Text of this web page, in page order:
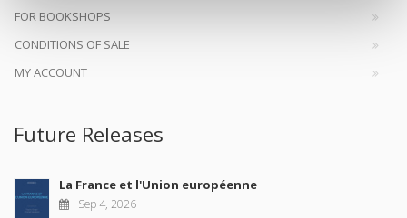
FOR BOOKSHOPS
CONDITIONS OF SALE
MY ACCOUNT
Future Releases
La France et l'Union européenne
Sep 4, 2026